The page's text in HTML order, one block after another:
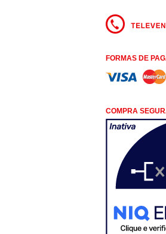
FORMAS DE
COMPRA
COMERCIAL SÃO